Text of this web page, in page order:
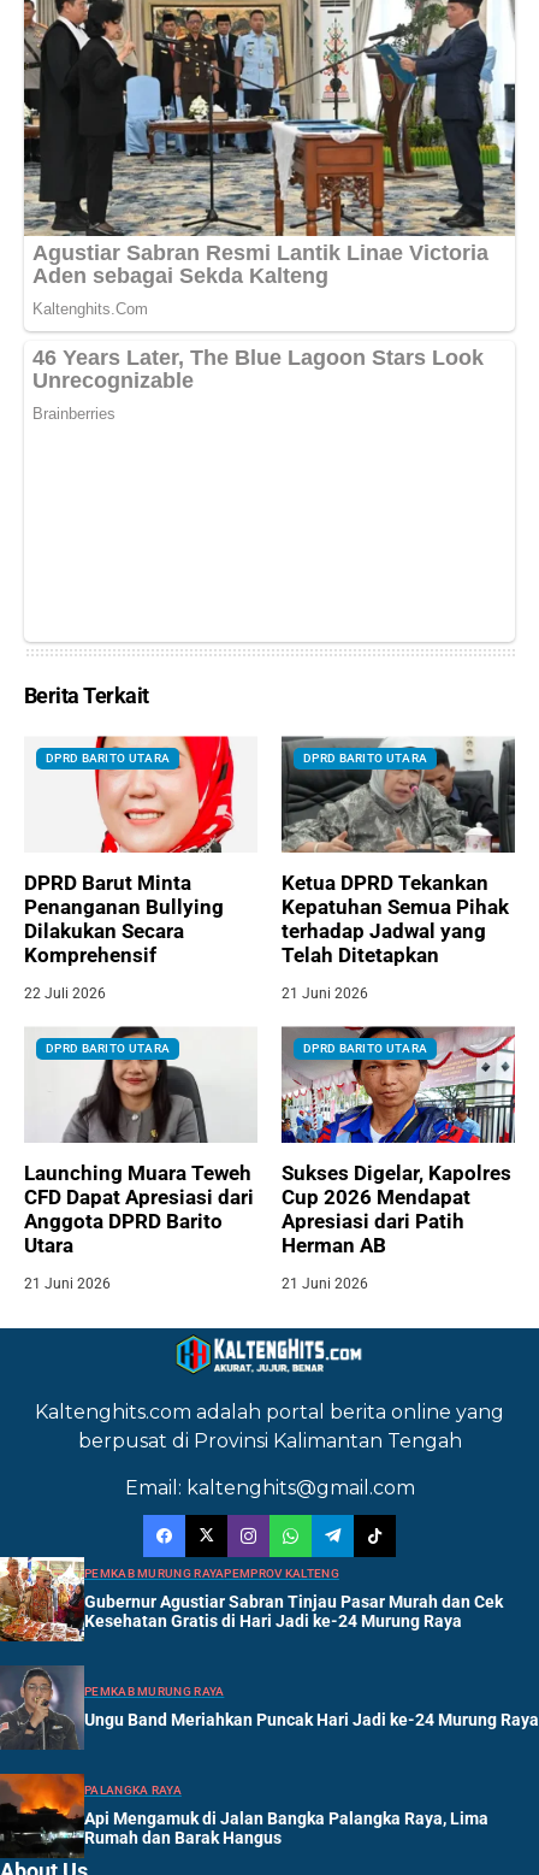
Berita Terkait
DPRD BARITO UTARA
DPRD Barut Minta
Penanganan Bullying
Dilakukan Secara
Komprehensif
22 Juli 2026
DPRD BARITO UTARA
Ketua DPRD Tekankan
Kepatuhan Semua Pihak
terhadap Jadwal yang
Telah Ditetapkan
21 Juni 2026
DPRD BARITO UTARA
Launching Muara Teweh
CFD Dapat Apresiasi dari
Anggota DPRD Barito
Utara
21 Juni 2026
DPRD BARITO UTARA
Sukses Digelar, Kapolres
Cup 2026 Mendapat
Apresiasi dari Patih
Herman AB
21 Juni 2026
Kaltenghits.com adalah portal berita online yang
berpusat di Provinsi Kalimantan Tengah
Email: kaltenghits@gmail.com
PEMKAB MURUNG RAYAPEMPROV KALTENG
Gubernur Agustiar Sabran Tinjau Pasar Murah dan Cek
Kesehatan Gratis di Hari Jadi ke-24 Murung Raya
PEMKAB MURUNG RAYA
Ungu Band Meriahkan Puncak Hari Jadi ke-24 Murung Raya
PALANGKA RAYA
Api Mengamuk di Jalan Bangka Palangka Raya, Lima
Rumah dan Barak Hangus